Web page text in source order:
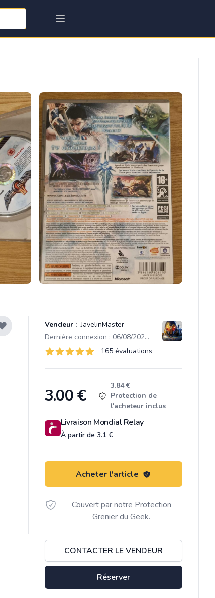
Vendeur : JavelinMaster
Dernière connexion : 06/08/2026 15:05
Évaluations
165 sur 5 étoiles165 évaluations
Product information
3.00€
3.84 €
Protection de
l'acheteur inclus
Livraison Mondial Relay
À partir de 3.1 €
Acheter l'article
Couvert par notre Protection
Grenier du Geek.
CONTACTER LE VENDEUR
Réserver